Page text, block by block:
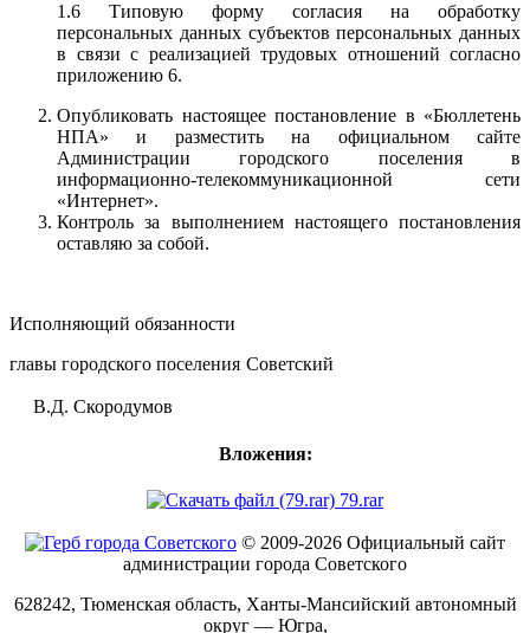
1.6 Типовую форму согласия на обработку
персональных данных субъектов персональных данных
в связи с реализацией трудовых отношений согласно
приложению 6.
Опубликовать настоящее постановление в «Бюллетень
НПА» и разместить на официальном сайте
Администрации городского поселения в
информационно-телекоммуникационной сети
«Интернет».
Контроль за выполнением настоящего постановления
оставляю за собой.
Исполняющий обязанности
главы городского поселения Советский
В.Д. Скородумов
Вложения:
79.rar
© 2009-2026 Официальный сайт
администрации города Советского
628242, Тюменская область, Ханты-Мансийский автономный
округ — Югра,